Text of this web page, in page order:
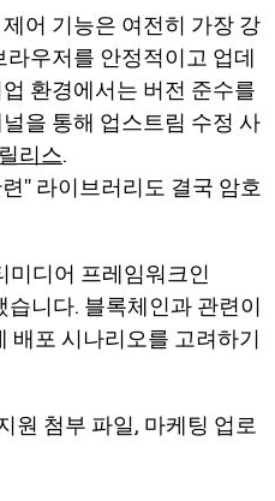
어 기능은 여전히 가장 강
라우저를 안정적이고 업데
환경에서는 버전 준수를
을 통해 업스트림 수정 사
리스.
" 라이브러리도 결국 암호
디어 프레임워크인
습니다. 블록체인과 관련이
배포 시나리오를 고려하기
원 첨부 파일, 마케팅 업로